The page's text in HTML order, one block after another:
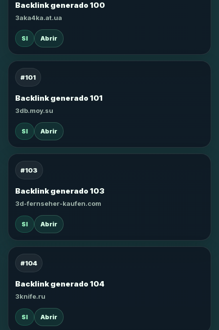
Backlink generado 100
3aka4ka.at.ua
SI Abrir
#101
Backlink generado 101
3db.moy.su
SI Abrir
#103
Backlink generado 103
3d-fernseher-kaufen.com
SI Abrir
#104
Backlink generado 104
3knife.ru
SI Abrir